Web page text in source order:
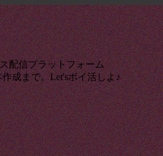
配信プラットフォーム
成まで。Let'sボイ活しよ♪